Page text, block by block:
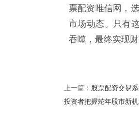
票配资唯信网，
市场动态。只有
吞噬，最终实现
上一篇： 股票配资交易
投资者把握蛇年股市新